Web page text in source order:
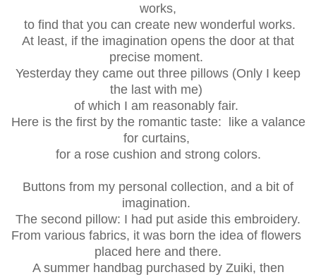
works,
to find that you can create new wonderful works.
At least, if the imagination opens the door at that
precise moment.
Yesterday they came out three pillows (Only I keep
the last with me)
of which I am reasonably fair.
Here is the first by the romantic taste: like a valance
for curtains,
for a rose cushion and strong colors.
Buttons from my personal collection, and a bit of
imagination.
The second pillow: I had put aside this embroidery.
From various fabrics, it was born the idea of flowers
placed here and there.
A summer handbag purchased by Zuiki, then